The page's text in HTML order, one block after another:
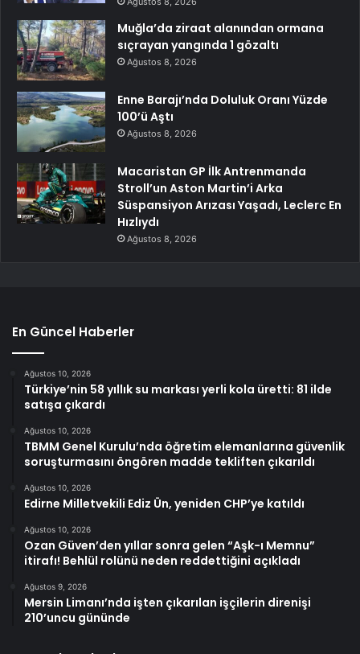
Muğla’da ziraat alanından ormana
sıçrayan yangında 1 gözaltı
Ağustos 8, 2026
Enne Barajı’nda Doluluk Oranı Yüzde
100’ü Aştı
Ağustos 8, 2026
Macaristan GP İlk Antrenmanda
Stroll’un Aston Martin’i Arka
Süspansiyon Arızası Yaşadı, Leclerc En
Hızlıydı
Ağustos 8, 2026
En Güncel Haberler
Ağustos 10, 2026
Türkiye’nin 58 yıllık su markası yerli kola üretti: 81 ilde
satışa çıkardı
Ağustos 10, 2026
TBMM Genel Kurulu’nda öğretim elemanlarına güvenlik
soruşturmasını öngören madde tekliften çıkarıldı
Ağustos 10, 2026
Edirne Milletvekili Ediz Ün, yeniden CHP’ye katıldı
Ağustos 10, 2026
Ozan Güven’den yıllar sonra gelen “Aşk-ı Memnu”
itirafı! Behlül rolünü neden reddettiğini açıkladı
Ağustos 9, 2026
Mersin Limanı’nda işten çıkarılan işçilerin direnişi
210’uncu gününde